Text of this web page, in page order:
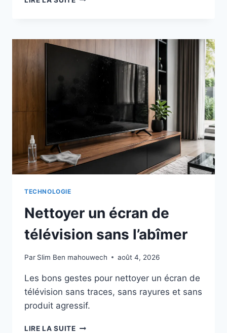
PLUS
LONGTEMPS
SANS
RAMOLLIR
TECHNOLOGIE
Nettoyer un écran de
télévision sans l’abîmer
Par Slim Ben mahouwech août 4, 2026
Les bons gestes pour nettoyer un écran de
télévision sans traces, sans rayures et sans
produit agressif.
LIRE LA SUITENETTOYER